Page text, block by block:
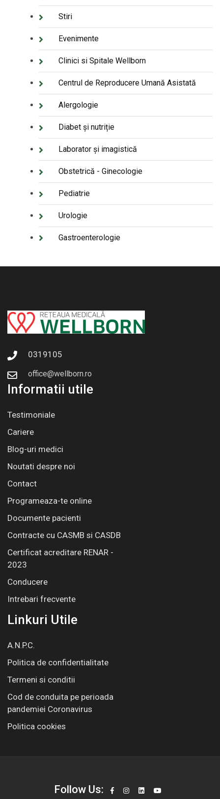
Stiri
Evenimente
Clinici si Spitale Wellborn
Centrul de Reproducere Umană Asistată
Alergologie
Diabet și nutriție
Laborator și imagistică
Obstetrică - Ginecologie
Pediatrie
Urologie
Gastroenterologie
0319105
office@wellborn.ro
Informatii utile
Testimoniale
Cariere
Blog-uri medici
Noutati despre noi
Contact
Programeaza-te online
Documente pacienti
Contracte cu CASMB si CASDB
Certificat acreditare RENAR -
2023
Conducere
Intrebari frecvente
Linkuri Utile
A.N.P.C.
Politica de confidentialitate
Termeni si conditii
Cod de conduita pe perioada
pandemiei Coronavirus
Politica cookies
Follow Us: